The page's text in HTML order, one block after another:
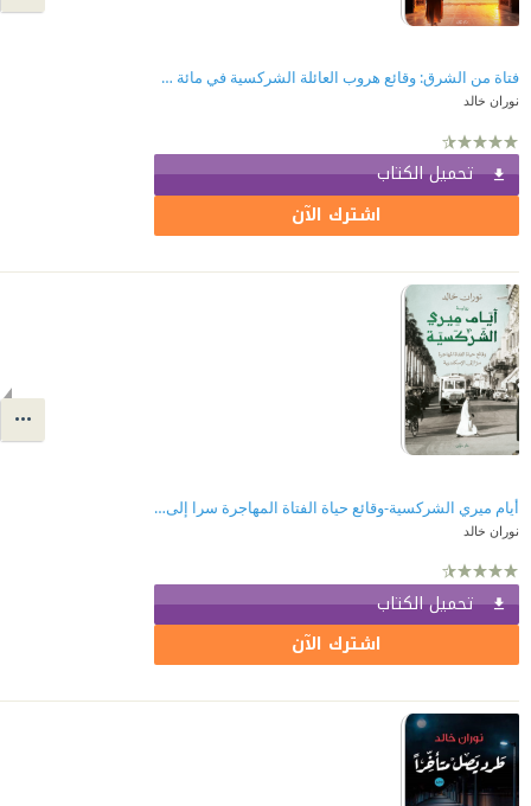
فتاة من الشرق: وقائع هروب العائلة الشركسية في مائة عام
نوران خالد
تحميل الكتاب
اشترك الآن
أيام ميري الشركسية-وقائع حياة الفتاة المهاجرة سرا إلى الإسكندرية-
نوران خالد
تحميل الكتاب
اشترك الآن